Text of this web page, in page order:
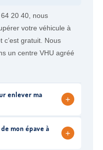
20 40, nous
votre véhicule à
c’est gratuit. Nous
un centre VHU agréé
enlever ma
+
mon épave à
+